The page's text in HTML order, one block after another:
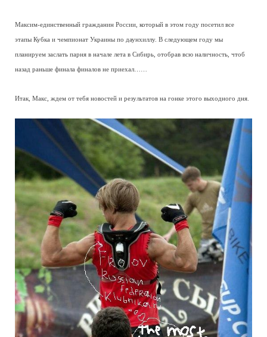
Максим-единственный гражданин России, который в этом году посетил все
этапы Кубка и чемпионат Украины по даунхиллу. В следующем году мы
планируем заслать парня в начале лета в Сибирь, отобрав всю наличность, чтоб
назад раньше финала финалов не приехал……
Итак, Макс, ждем от тебя новостей и результатов на гонке этого выходного дня.